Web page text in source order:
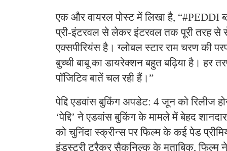
एक और वायरल पोस्ट में लिखा है, “#PEDDI
प्री-इंटरवल से लेकर इंटरवल तक पूरी तरह से
एक्सपीरियंस है। ग्लोबल स्टार राम चरण की
बुच्ची बाबू का डायरेक्शन बहुत बढ़िया है। हर
पॉजिटिव बातें चल रही हैं।”
​पेद्दि एडवांस बुकिंग अपडेट: ​4 जून को रिलीज
‘पेद्दि’ ने एडवांस बुकिंग के मामले में बेहद
को चुनिंदा स्क्रीन्स पर फिल्म के कई पेड
इंडस्ट्री ट्रैकर सैकनिल्क के मुताबिक, फिल्म